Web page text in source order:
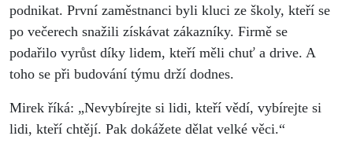
podnikat. První zaměstnanci byli kluci ze školy, kteří se
po večerech snažili získávat zákazníky. Firmě se
podařilo vyrůst díky lidem, kteří měli chuť a drive. A
toho se při budování týmu drží dodnes.
Mirek říká: „Nevybírejte si lidi, kteří vědí, vybírejte si
lidi, kteří chtějí. Pak dokážete dělat velké věci.“